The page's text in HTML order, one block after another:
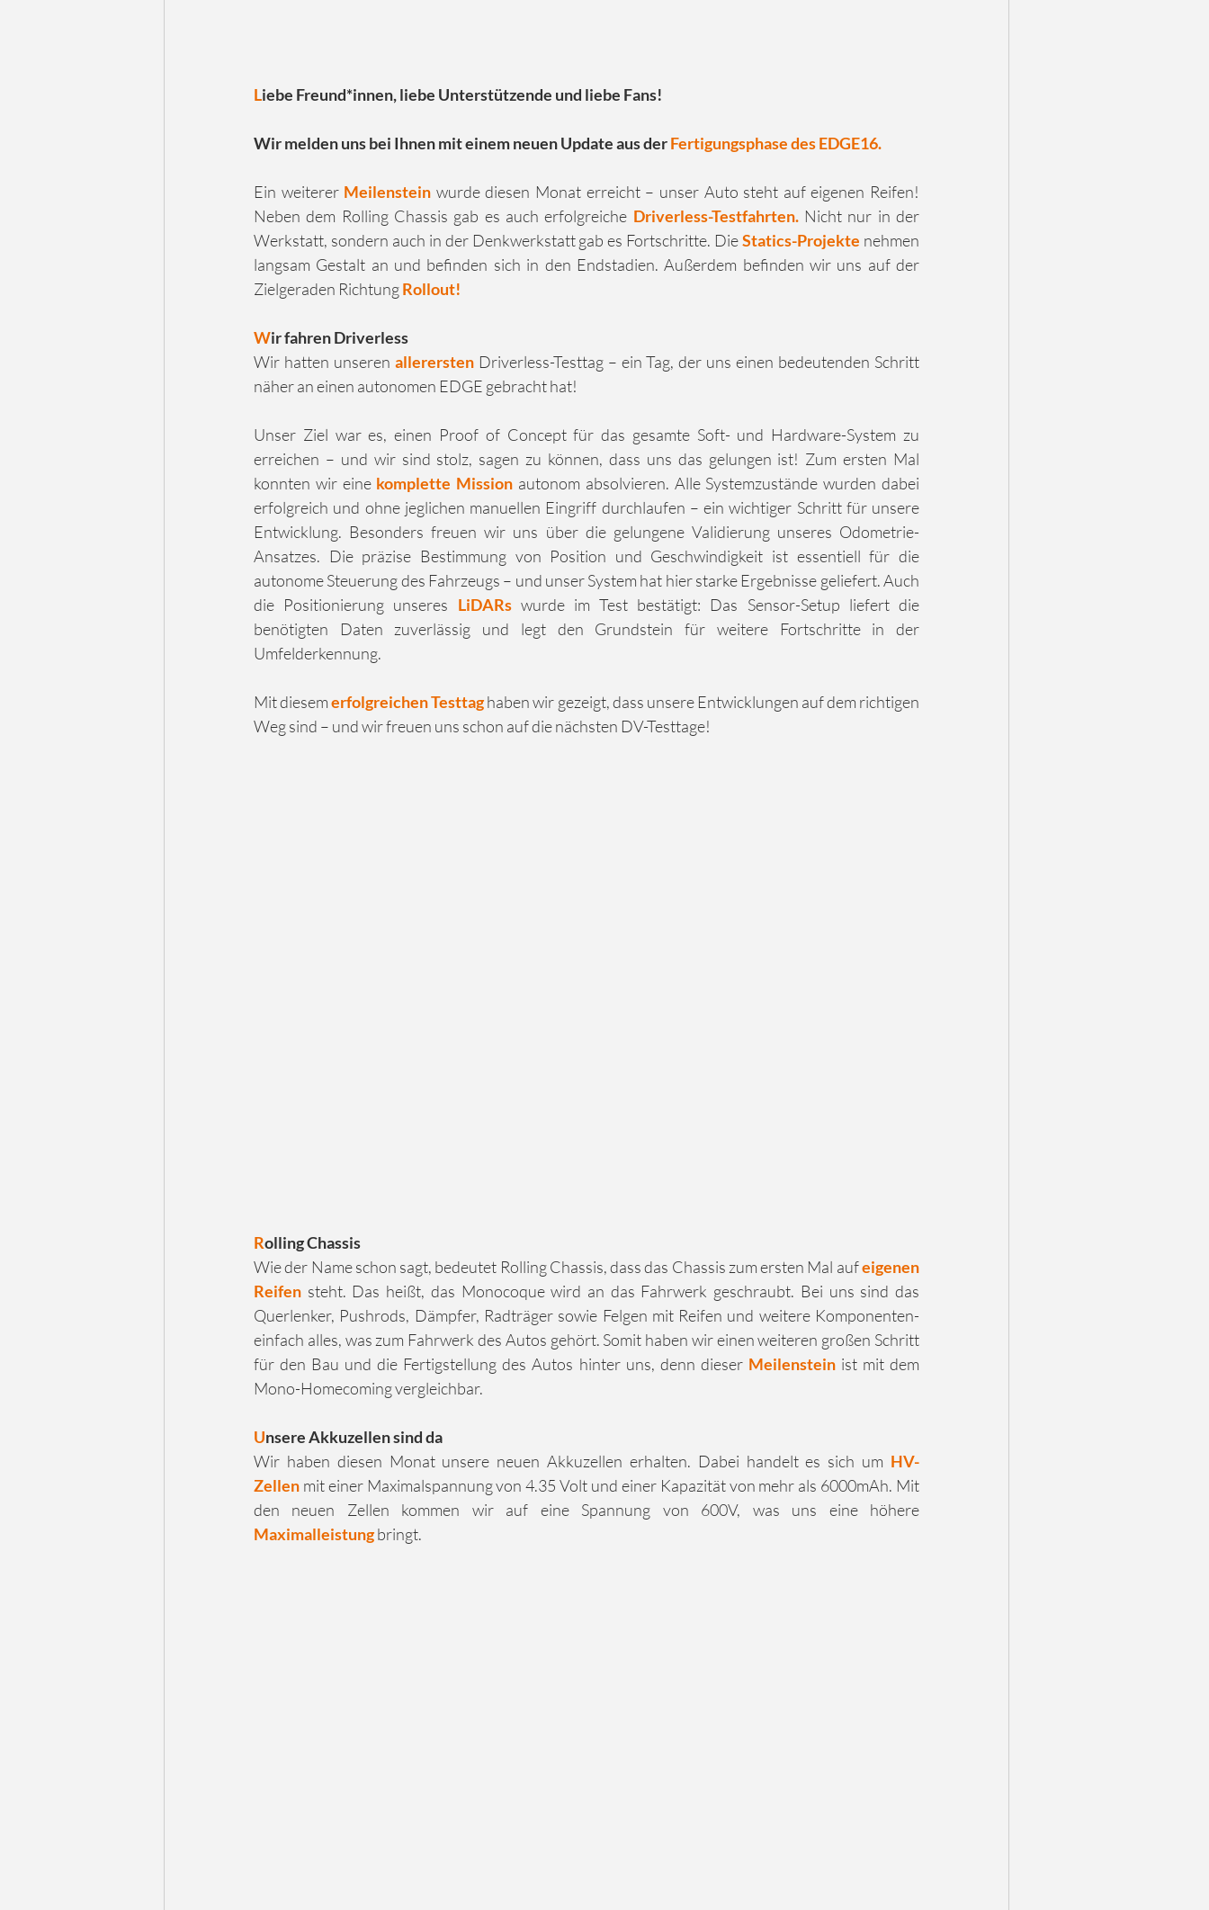
Liebe Freund*innen, liebe Unterstützende und liebe Fans!
Wir melden uns bei Ihnen mit einem neuen Update aus der Fertigungsphase des EDGE16.
Ein weiterer Meilenstein wurde diesen Monat erreicht – unser Auto steht auf eigenen Reifen!
Neben dem Rolling Chassis gab es auch erfolgreiche Driverless-Testfahrten. Nicht nur in der
Werkstatt, sondern auch in der Denkwerkstatt gab es Fortschritte. Die Statics-Projekte nehmen
langsam Gestalt an und befinden sich in den Endstadien. Außerdem befinden wir uns auf der
Zielgeraden Richtung Rollout!
Wir fahren Driverless
Wir hatten unseren allerersten Driverless-Testtag – ein Tag, der uns einen bedeutenden Schritt
näher an einen autonomen EDGE gebracht hat!
Unser Ziel war es, einen Proof of Concept für das gesamte Soft- und Hardware-System zu
erreichen – und wir sind stolz, sagen zu können, dass uns das gelungen ist! Zum ersten Mal
konnten wir eine komplette Mission autonom absolvieren. Alle Systemzustände wurden dabei
erfolgreich und ohne jeglichen manuellen Eingriff durchlaufen – ein wichtiger Schritt für unsere
Entwicklung. Besonders freuen wir uns über die gelungene Validierung unseres Odometrie-
Ansatzes. Die präzise Bestimmung von Position und Geschwindigkeit ist essentiell für die
autonome Steuerung des Fahrzeugs – und unser System hat hier starke Ergebnisse geliefert. Auch
die Positionierung unseres LiDARs wurde im Test bestätigt: Das Sensor-Setup liefert die
benötigten Daten zuverlässig und legt den Grundstein für weitere Fortschritte in der
Umfelderkennung.
Mit diesem erfolgreichen Testtag haben wir gezeigt, dass unsere Entwicklungen auf dem richtigen
Weg sind – und wir freuen uns schon auf die nächsten DV-Testtage!
Rolling Chassis
Wie der Name schon sagt, bedeutet Rolling Chassis, dass das Chassis zum ersten Mal auf eigenen
Reifen steht. Das heißt, das Monocoque wird an das Fahrwerk geschraubt. Bei uns sind das
Querlenker, Pushrods, Dämpfer, Radträger sowie Felgen mit Reifen und weitere Komponenten-
einfach alles, was zum Fahrwerk des Autos gehört. Somit haben wir einen weiteren großen Schritt
für den Bau und die Fertigstellung des Autos hinter uns, denn dieser Meilenstein ist mit dem
Mono-Homecoming vergleichbar.
Unsere Akkuzellen sind da
Wir haben diesen Monat unsere neuen Akkuzellen erhalten. Dabei handelt es sich um HV-
Zellen mit einer Maximalspannung von 4.35 Volt und einer Kapazität von mehr als 6000mAh. Mit
Maximalleistung bringt.